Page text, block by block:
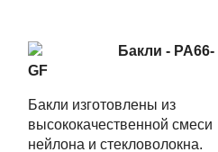
Бакли - PA66-
GF
Бакли изготовлены из
высококачественной смеси
нейлона и стекловолокна.